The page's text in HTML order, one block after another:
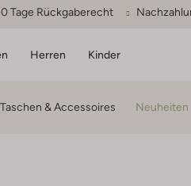
Tage Rückgaberecht
Herren Kinder
Taschen & Accessoires Neuheiten